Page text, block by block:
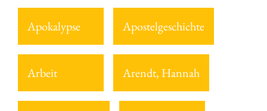
Apokalypse Apostelgeschichte
Arbeit Arendt, Hannah